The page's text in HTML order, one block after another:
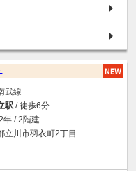
武線
駅 / 徒歩6分
年 / 2階建
立川市羽衣町2丁目